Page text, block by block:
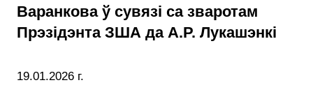
Варанкова ў сувязі са зваротам
Прэзідэнта ЗША да А.Р. Лукашэнкі
19.01.2026 г.